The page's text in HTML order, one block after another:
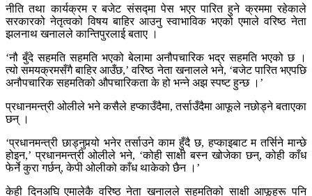
नीति तथा कार्यक्रम र बजेट संसद्मा पेस भएर पारित हुने क्रममा रहेकाले
सरकारको नेतृत्वको विषय बाहिर आउनु स्वाभाविक भएको एमाले वरिष्ठ नेता
झलनाथ खनालले कान्तिपुरलाई बताए ।
‘नौ बुँदे सहमति सहमति भएको बेलामा अनौपचारिक भद्र सहमति भएको छ ।
त्यो समयक्रमसँगै बाहिर आउँछ,’ वरिष्ठ नेता खनालले भने, ‘बजेट पारित भएपछि
अनौपचारिक सहमतिको औपचारिकता के हो भन्ने अझ स्पष्ट हुन्छ ।’
प्रधानमन्त्री ओलीले भने कसैले हप्काउँदैमा, तर्साउँदैमा आफूले नछोड्ने बताएका
छन् ।
‘प्रधानमन्त्री छाड्नुपर्‍यो भनेर तर्साउने काम हुँदै छ, हप्काइबाट म तर्सिने मान्छे
होइन,’ प्रधानमन्त्री ओलीले भने, ‘कोही साक्षी बस्न खोजेका छन्, कोही काँध
फेर्ने कुरा गर्छन्, केपी ओलीको काँध थाकेको छैन ।’
केही दिनअघि एमालेकै वरिष्ठ नेता खनालले सहमतिको साक्षी आफूहरू पनि